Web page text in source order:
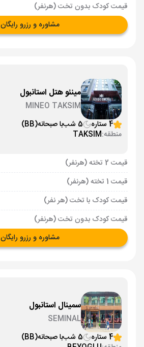
قیمت کودک بدون تخت (هرنفر)
مشاوره و رزرو رایگان
مینئو هتل استانبول
MINEO TAKSIM
4 ستاره
5 شب با صبحانه(BB)
منطقه:TAKSIM
قیمت 2 تخته (هرنفر)
قیمت 1 تخته (هرنفر)
قیمت کودک با تخت (هر نفر)
قیمت کودک بدون تخت (هرنفر)
مشاوره و رزرو رایگان
سمینال استانبول
SEMINAL
4 ستاره
5 شب با صبحانه(BB)